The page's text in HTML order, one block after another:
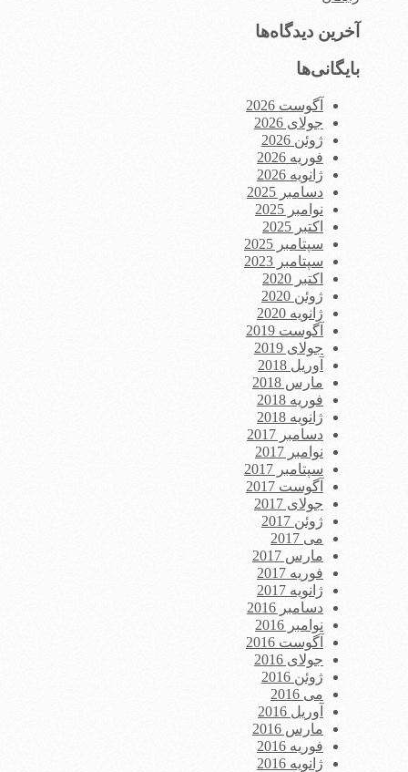
آخرین دیدگاه‌ها
بایگانی‌ها
آگوست 2026
جولای 2026
ژوئن 2026
فوریه 2026
ژانویه 2026
دسامبر 2025
نوامبر 2025
اکتبر 2025
سپتامبر 2025
سپتامبر 2023
اکتبر 2020
ژوئن 2020
ژانویه 2020
آگوست 2019
جولای 2019
آوریل 2018
مارس 2018
فوریه 2018
ژانویه 2018
دسامبر 2017
نوامبر 2017
سپتامبر 2017
آگوست 2017
جولای 2017
ژوئن 2017
می 2017
مارس 2017
فوریه 2017
ژانویه 2017
دسامبر 2016
نوامبر 2016
آگوست 2016
جولای 2016
ژوئن 2016
می 2016
آوریل 2016
مارس 2016
فوریه 2016
ژانویه 2016